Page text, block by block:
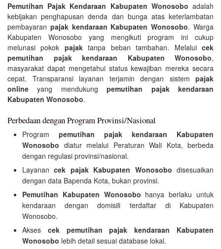
Pemutihan Pajak Kendaraan Kabupaten Wonosobo adalah
kebijakan penghapusan denda dan bunga atas keterlambatan
pembayaran pajak kendaraan Kabupaten Wonosobo. Warga
Kabupaten Wonosobo yang mengikuti program ini cukup
melunasi pokok pajaktanpa beban tambahan. Melaluicek
pemutihan pajak kendaraan Kabupaten Wonosobo,
masyarakat dapat mengetahui status kewajiban mereka secara
cepat. Transparansi layanan terjamin dengan sistem pajak
online yang mendukungpemutihan pajak kendaraan
Kabupaten Wonosobo.
Perbedaan dengan Program Provinsi/Nasional
Program pemutihan pajak kendaraan Kabupaten
Wonosobo diatur melalui Peraturan Wali Kota, berbeda
dengan regulasi provinsi/nasional.
Layanancek pajak Kabupaten Wonosobo disesuaikan
dengan data Bapenda Kota, bukan provinsi.
Pemutihan Kabupaten Wonosobo hanya berlaku untuk
kendaraan dengan domisili terdaftar di Kabupaten
Wonosobo.
Akses cek pemutihan pajak kendaraan Kabupaten
Wonosobo lebih detail sesuai database lokal.